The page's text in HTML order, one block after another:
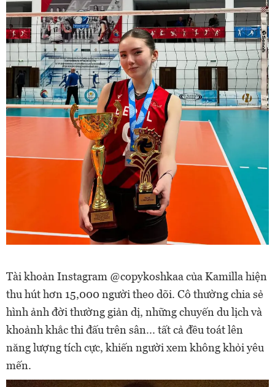
Tài khoản Instagram @copykoshkaa của Kamilla hiện
thu hút hơn 15,000 người theo dõi. Cô thường chia sẻ
hình ảnh đời thường giản dị, những chuyến du lịch và
khoảnh khắc thi đấu trên sân... tất cả đều toát lên
năng lượng tích cực, khiến người xem không khỏi yêu
mến.